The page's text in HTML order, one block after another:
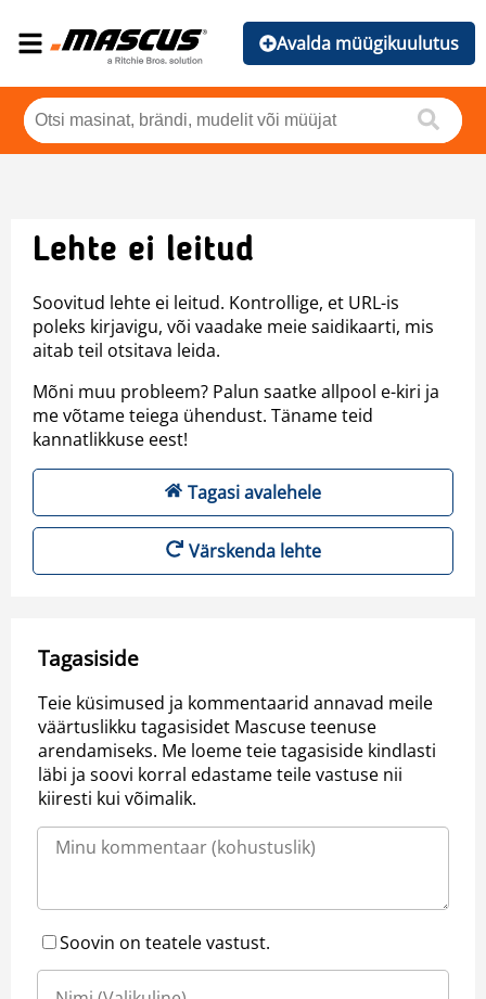
Avalda müügikuulutus
Lehte ei leitud
Soovitud lehte ei leitud. Kontrollige, et URL-is
poleks kirjavigu, või vaadake meie saidikaarti, mis
aitab teil otsitava leida.
Mõni muu probleem? Palun saatke allpool e-kiri ja
me võtame teiega ühendust. Täname teid
kannatlikkuse eest!
Tagasi avalehele
Värskenda lehte
Tagasiside
Teie küsimused ja kommentaarid annavad meile
väärtuslikku tagasisidet Mascuse teenuse
arendamiseks. Me loeme teie tagasiside kindlasti
läbi ja soovi korral edastame teile vastuse nii
kiiresti kui võimalik.
Soovin on teatele vastust.